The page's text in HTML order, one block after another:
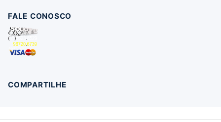
FALE CONOSCO
COMPARTILHE